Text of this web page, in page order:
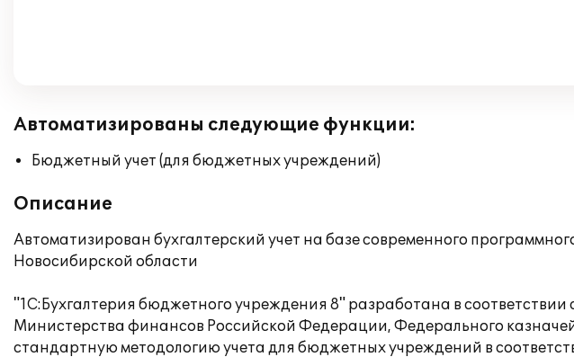
Автоматизированы следующие функции:
Бюджетный учет (для бюджетных учреждений)
Описание
Автоматизирован бухгалтерский учет на базе современного
Новосибирской области
"1С:Бухгалтерия бюджетного учреждения 8" разработана в
Министерства финансов Российской Федерации, Федерального
стандартную методологию учета для бюджетных учреждений в